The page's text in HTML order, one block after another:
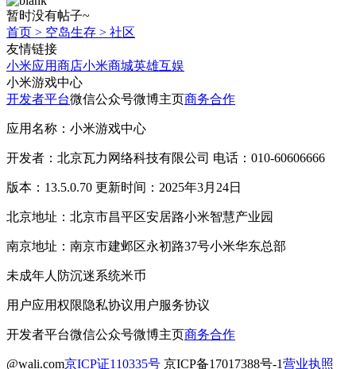
暂时没有帖子~
首页 > 空岛生存 > 社区
友情链接
小米应用商店小米商城英雄互娱
小米游戏中心
开发者平台微信公众号微博主页商务合作
应用名称：小米游戏中心
开发者：北京瓦力网络科技有限公司 电话：010-60606666
版本：13.5.0.70 更新时间：2025年3月24日
北京地址：北京市昌平区安居路小米智慧产业园
南京地址：南京市建邺区永初路37号小米华东总部
未成年人防沉迷系统米币
用户应用权限隐私协议用户服务协议
开发者平台微信公众号微博主页商务合作
@wali.com京ICP证110335号 京ICP备17017388号-1营业执照